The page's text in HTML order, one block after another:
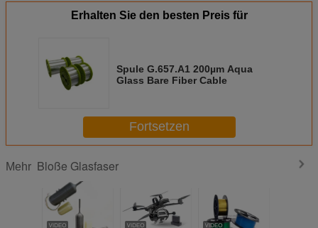
Erhalten Sie den besten Preis für
Spule G.657.A1 200µm Aqua
Glass Bare Fiber Cable
Fortsetzen
Mehr Bloße Glasfaser